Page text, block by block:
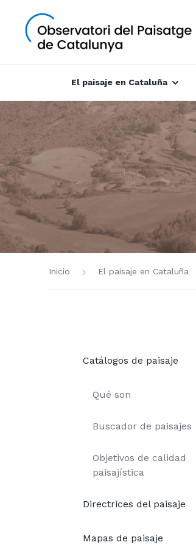
El paisaje en Cataluña
Inicio El paisaje en Cataluña
Catálogos de paisaje
Qué son
Buscador de paisajes
Objetivos de calidad
paisajística
Directrices del paisaje
Mapas de paisaje